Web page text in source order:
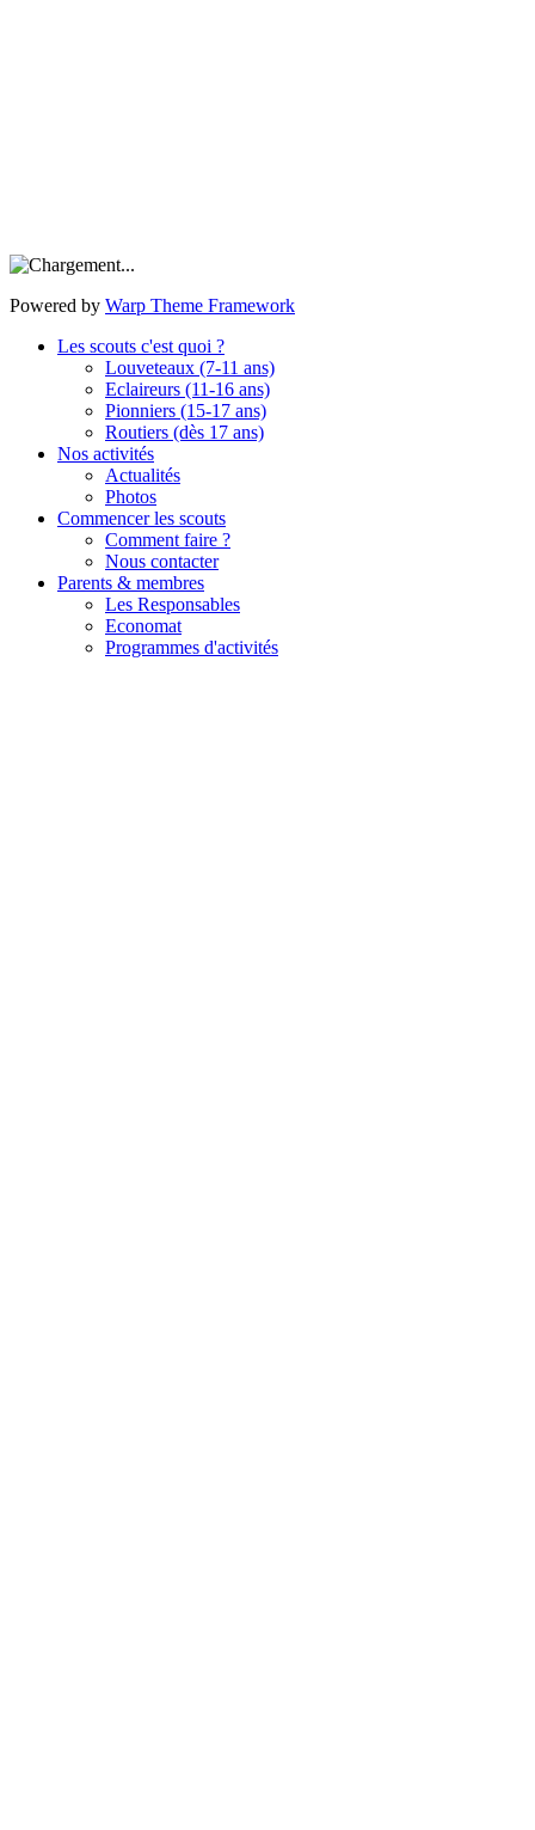
Powered by Warp Theme Framework
Les scouts c'est quoi ?
Louveteaux (7-11 ans)
Eclaireurs (11-16 ans)
Pionniers (15-17 ans)
Routiers (dès 17 ans)
Nos activités
Actualités
Photos
Commencer les scouts
Comment faire ?
Nous contacter
Parents & membres
Les Responsables
Economat
Programmes d'activités